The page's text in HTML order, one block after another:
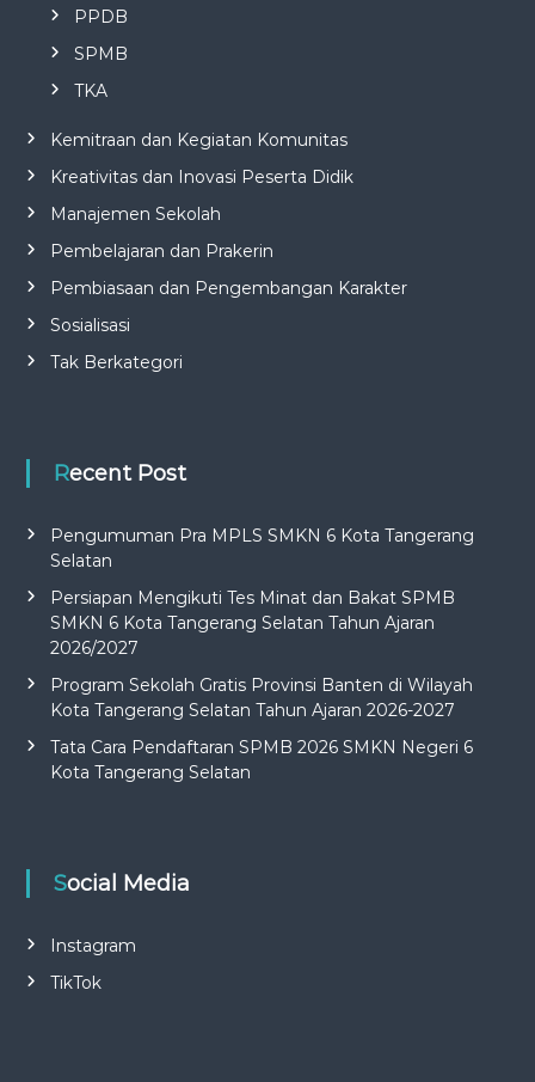
PPDB
SPMB
TKA
Kemitraan dan Kegiatan Komunitas
Kreativitas dan Inovasi Peserta Didik
Manajemen Sekolah
Pembelajaran dan Prakerin
Pembiasaan dan Pengembangan Karakter
Sosialisasi
Tak Berkategori
Recent Post
Pengumuman Pra MPLS SMKN 6 Kota Tangerang
Selatan
Persiapan Mengikuti Tes Minat dan Bakat SPMB
SMKN 6 Kota Tangerang Selatan Tahun Ajaran
2026/2027
Program Sekolah Gratis Provinsi Banten di Wilayah
Kota Tangerang Selatan Tahun Ajaran 2026-2027
Tata Cara Pendaftaran SPMB 2026 SMKN Negeri 6
Kota Tangerang Selatan
Social Media
Instagram
TikTok